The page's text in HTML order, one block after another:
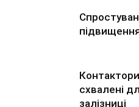
схвалені
залізниці